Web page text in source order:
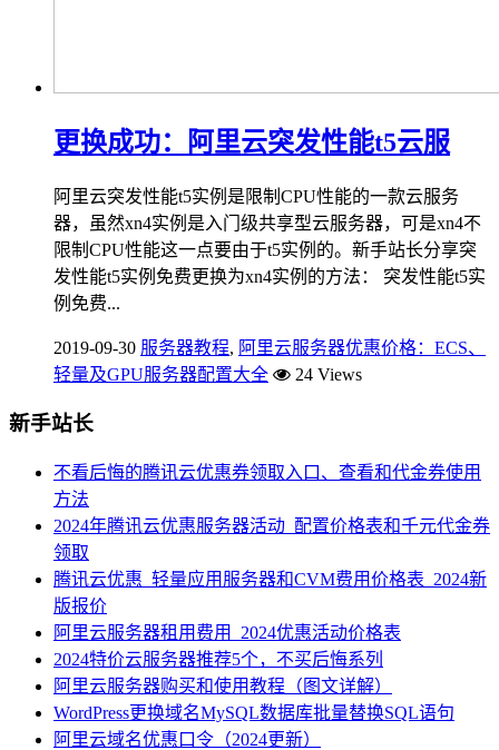
更换成功：阿里云突发性能t5云服
阿里云突发性能t5实例是限制CPU性能的一款云服务
器，虽然xn4实例是入门级共享型云服务器，可是xn4不
限制CPU性能这一点要由于t5实例的。新手站长分享突
发性能t5实例免费更换为xn4实例的方法： 突发性能t5实
例免费...
2019-09-30 服务器教程, 阿里云服务器优惠价格：ECS、
轻量及GPU服务器配置大全
24 Views
新手站长
不看后悔的腾讯云优惠券领取入口、查看和代金券使用
方法
2024年腾讯云优惠服务器活动_配置价格表和千元代金券
领取
腾讯云优惠_轻量应用服务器和CVM费用价格表_2024新
版报价
阿里云服务器租用费用_2024优惠活动价格表
2024特价云服务器推荐5个，不买后悔系列
阿里云服务器购买和使用教程（图文详解）
WordPress更换域名MySQL数据库批量替换SQL语句
阿里云域名优惠口令（2024更新）